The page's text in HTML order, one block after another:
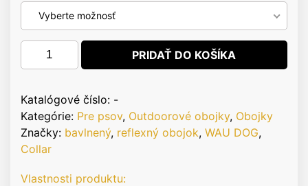
Vyberte možnosť
množstvo
Bavlnený
obojok
PRIDAŤ DO KOŠÍKA
Katalógové číslo: -
Kategórie: Pre psov, Outdoorové obojky, Obojky
Značky: bavlnený, reflexný obojok, WAU DOG,
Collar
Vlastnosti produktu: